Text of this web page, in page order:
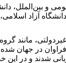
و بین‌الملل،
آزاد
غیردولتی، مانند
در جهان
شدند و در